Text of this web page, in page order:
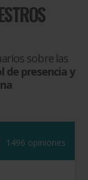
sobre las
de presencia y
1496 opiniones